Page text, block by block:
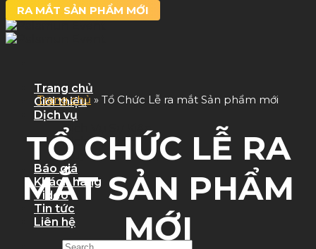
Skip to content
Trang chủ
Giới thiệu
Dịch vụ
Dịch Vụ Sự Kiện
Dịch Vụ Tỉnh
Quy trình làm việc
Báo giá
Khách hàng
Video
Tin tức
Liên hệ
Trang chủ » Tổ Chức Lễ ra mắt Sản phẩm mới
TỔ CHỨC LỄ RA
MẮT SẢN PHẨM
MỚI
RA MẮT SẢN PHẨM MỚI